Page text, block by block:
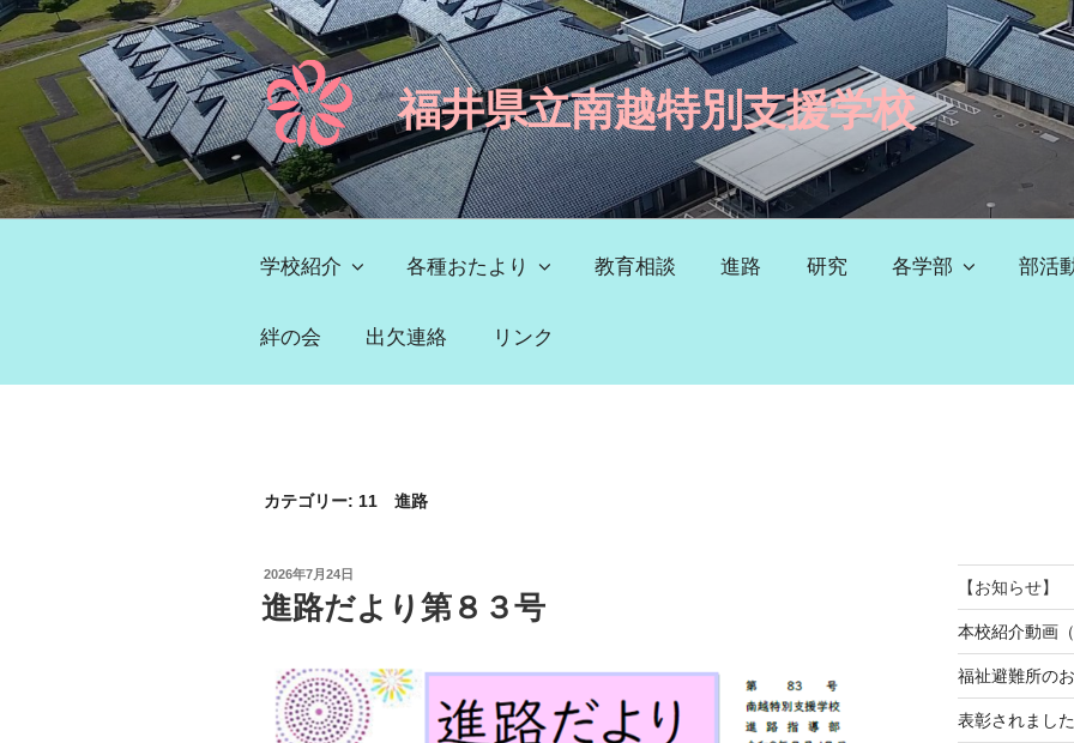
コ
ン
テ
ス
キ
福井県立南越特別支援学校
学校紹介 各種おたより 教育相談 進路 研究 各学部 部活
絆の会 出欠連絡 リンク
カテゴリー: 11 進路
投
稿
日:
2026年7月24日
進路だより第８３号
【お知らせ】
本校紹介動画（
福祉避難所の
表彰されました